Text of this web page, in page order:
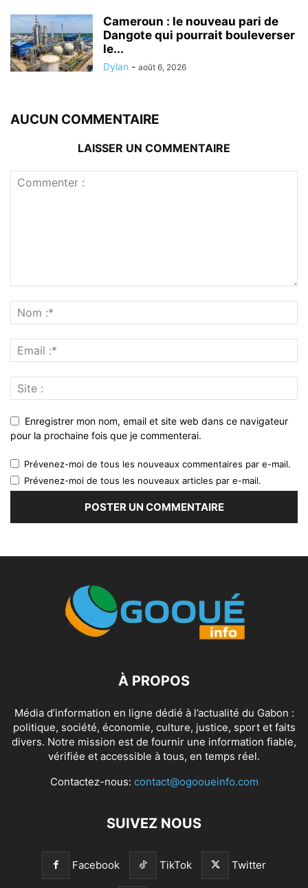
Cameroun : le nouveau pari de
Dangote qui pourrait bouleverser
le...
Dylan - août 6, 2026
AUCUN COMMENTAIRE
LAISSER UN COMMENTAIRE
Enregistrer mon nom, email et site web dans ce navigateur
pour la prochaine fois que je commenterai.
Prévenez-moi de tous les nouveaux commentaires par e-mail.
Prévenez-moi de tous les nouveaux articles par e-mail.
À PROPOS
Média d’information en ligne dédié à l’actualité du Gabon :
politique, société, économie, culture, justice, sport et faits
divers. Notre mission est de fournir une information fiable,
vérifiée et accessible à tous, en temps réel.
Contactez-nous: contact@ogooueinfo.com
SUIVEZ NOUS
Facebook TikTok Twitter